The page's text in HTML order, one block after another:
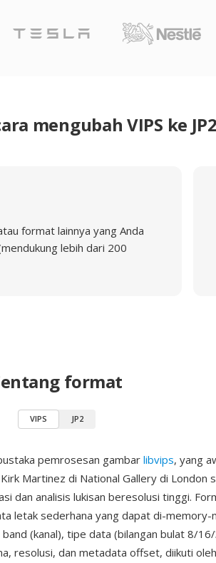
mengubah VIPS ke
format lainnya yang Anda
lebih dari 200
format
VIPS JP2
pemrosesan gambar libvips, yang
Martinez di National Gallery di London
dan analisis lukisan beresolusi tinggi.
letak sederhana yang dapat di-memory-
(kanal), tipe data (bilangan bulat 8/
resolusi, dan metadata offset, diikuti